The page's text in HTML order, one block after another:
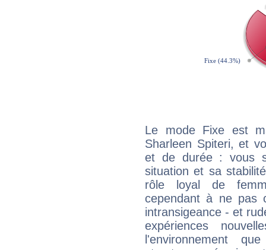
Le mode Fixe est
Sharleen Spiteri, et
et de durée : vous
situation et sa
rôle loyal de
cependant à ne pas
intransigeance - et
expériences
l'environnement